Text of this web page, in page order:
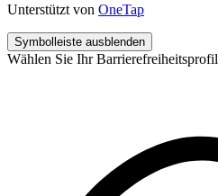
Unterstützt von OneTap
Symbolleiste ausblenden
Wählen Sie Ihr Barrierefreiheitsprofil